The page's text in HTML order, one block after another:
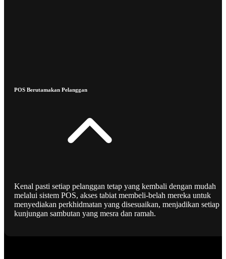
POS Berutamakan Pelanggan
Kenal pasti setiap pelanggan tetap yang kembali dengan mudah
melalui sistem POS, akses tabiat membeli-belah mereka untuk
menyediakan perkhidmatan yang disesuaikan, menjadikan setiap
kunjungan sambutan yang mesra dan ramah.